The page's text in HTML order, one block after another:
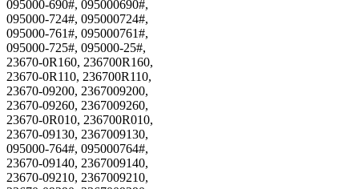
095000-690#, 095000690#,
095000-724#, 095000724#,
095000-761#, 095000761#,
095000-725#, 095000-25#,
23670-0R160, 236700R160,
23670-0R110, 236700R110,
23670-09200, 2367009200,
23670-09260, 2367009260,
23670-0R010, 236700R010,
23670-09130, 2367009130,
095000-764#, 095000764#,
23670-09140, 2367009140,
23670-09210, 2367009210,